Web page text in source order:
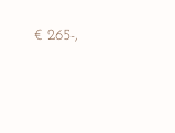
€ 265-,